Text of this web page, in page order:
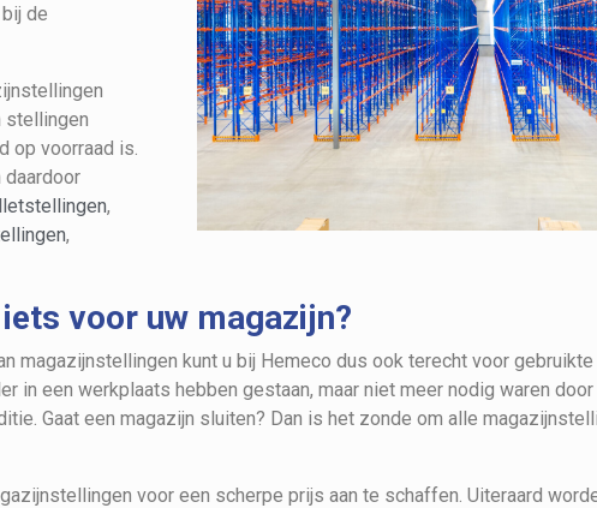
de
stellingen
op voorraad is.
,
,
voor uw magazijn?
magazijnstellingen kunt u bij Hemeco dus ook terecht voor
in een werkplaats hebben gestaan, maar niet meer nodig waren
Gaat een magazijn sluiten? Dan is het zonde om alle
voor een scherpe prijs aan te schaffen. Uiteraard